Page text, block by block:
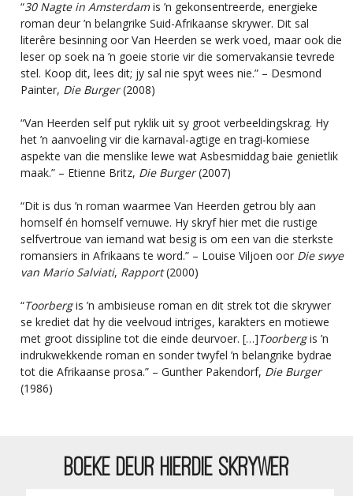
“30 Nagte in Amsterdamis ’n gekonsentreerde, energieke
roman deur ’n belangrike Suid-Afrikaanse skrywer. Dit sal
literêre besinning oor Van Heerden se werk voed, maar ook die
leser op soek na ’n goeie storie vir die somervakansie tevrede
stel. Koop dit, lees dit; jy sal nie spyt wees nie.” – Desmond
Painter, Die Burger(2008)
“Van Heerden self put ryklik uit sy groot verbeeldingskrag. Hy
het ’n aanvoeling vir die karnaval-agtige en tragi-komiese
aspekte van die menslike lewe wat Asbesmiddag baie genietlik
maak.” – Etienne Britz, Die Burger(2007)
“Dit is dus ’n roman waarmee Van Heerden getrou bly aan
homself én homself vernuwe. Hy skryf hier met die rustige
selfvertroue van iemand wat besig is om een van die sterkste
romansiers in Afrikaans te word.” – Louise Viljoen oor Die swye
van Mario Salviati, Rapport(2000)
“Toorbergis ’n ambisieuse roman en dit strek tot die skrywer
se krediet dat hy die veelvoud intriges, karakters en motiewe
met groot dissipline tot die einde deurvoer. […]Toorbergis ’n
indrukwekkende roman en sonder twyfel ’n belangrike bydrae
tot die Afrikaanse prosa.” – Gunther Pakendorf, Die Burger
(1986)
BOEKE DEUR HIERDIE SKRYWER